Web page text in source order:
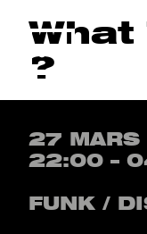
What
?
27
22:00 –
FUNK /